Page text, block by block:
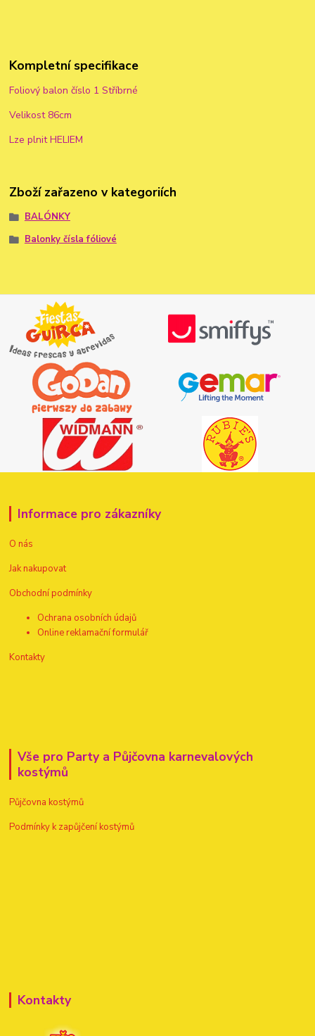
Kompletní specifikace
Foliový balon číslo 1 Stříbrné
Velikost 86cm
Lze plnit HELIEM
Zboží zařazeno v kategoriích
BALÓNKY
Balonky čísla fóliové
Informace pro zákazníky
O nás
Jak nakupovat
Obchodní podmínky
Ochrana osobních údajů
Online reklamační formulář
Kontakty
Vše pro Party a Půjčovna karnevalových
kostýmů
Půjčovna kostýmů
Podmínky k zapůjčení kostýmů
Kontakty